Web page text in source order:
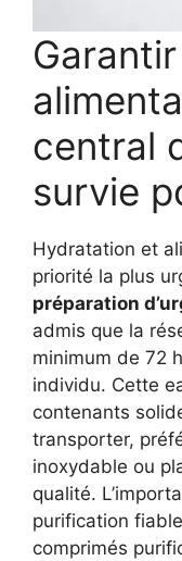
central
survie
Hydratation et
priorité la plus
préparation
admis que la
minimum de 72
individu. Cette
contenants
transporter,
inoxydable ou
qualité.
purification
comprimés